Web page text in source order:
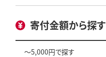
寄付金額から探す
～5,000円で探す